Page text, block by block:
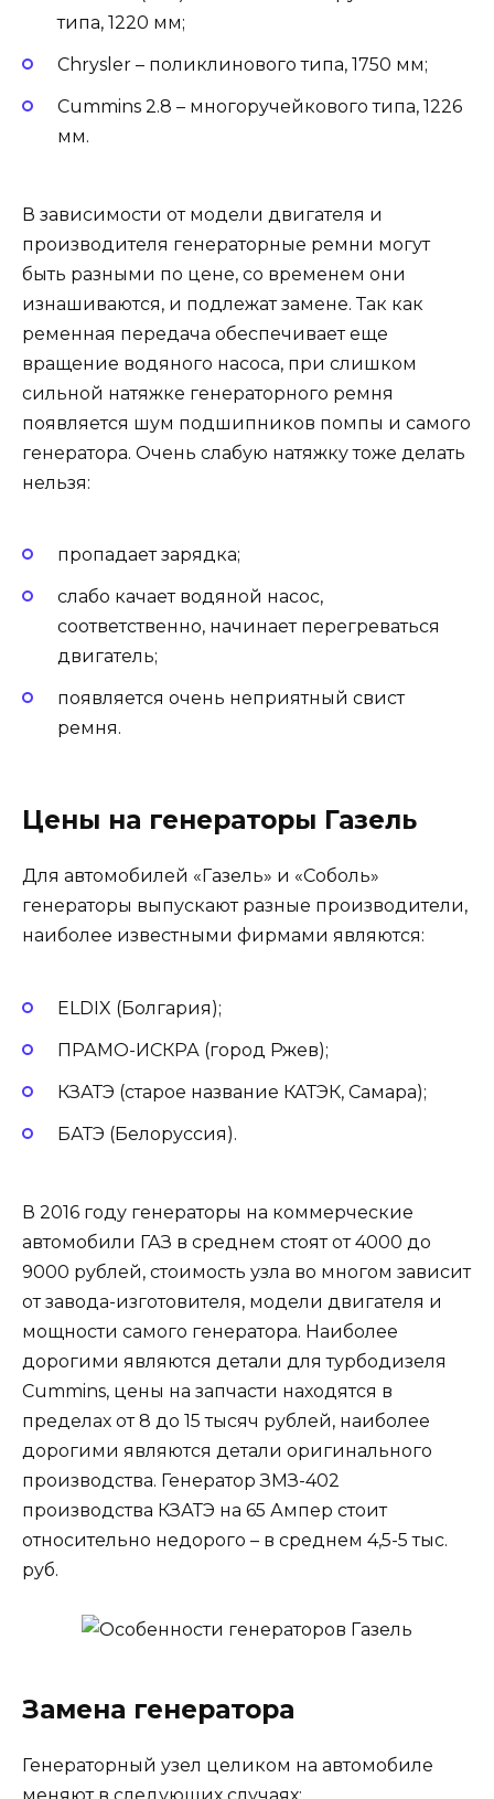
типа, 1220 мм;
Chrysler – поликлинового типа, 1750 мм;
Cummins 2.8 – многоручейкового типа, 1226
мм.
В зависимости от модели двигателя и
производителя генераторные ремни могут
быть разными по цене, со временем они
изнашиваются, и подлежат замене. Так как
ременная передача обеспечивает еще
вращение водяного насоса, при слишком
сильной натяжке генераторного ремня
появляется шум подшипников помпы и самого
генератора. Очень слабую натяжку тоже делать
нельзя:
пропадает зарядка;
слабо качает водяной насос,
соответственно, начинает перегреваться
двигатель;
появляется очень неприятный свист
ремня.
Цены на генераторы Газель
Для автомобилей «Газель» и «Соболь»
генераторы выпускают разные производители,
наиболее известными фирмами являются:
ELDIX (Болгария);
ПРАМО-ИСКРА (город Ржев);
КЗАТЭ (старое название КАТЭК, Самара);
БАТЭ (Белоруссия).
В 2016 году генераторы на коммерческие
автомобили ГАЗ в среднем стоят от 4000 до
9000 рублей, стоимость узла во многом зависит
от завода-изготовителя, модели двигателя и
мощности самого генератора. Наиболее
дорогими являются детали для турбодизеля
Cummins, цены на запчасти находятся в
пределах от 8 до 15 тысяч рублей, наиболее
дорогими являются детали оригинального
производства. Генератор ЗМЗ-402
производства КЗАТЭ на 65 Ампер стоит
относительно недорого – в среднем 4,5-5 тыс.
руб.
Замена генератора
Генераторный узел целиком на автомобиле